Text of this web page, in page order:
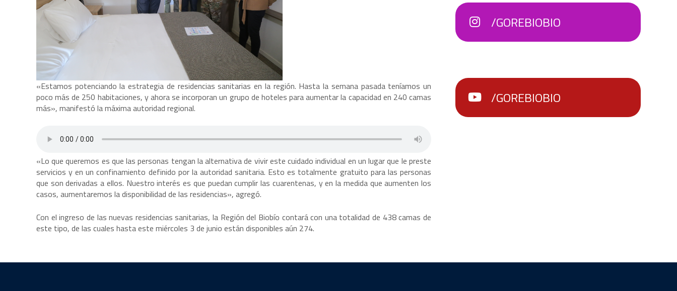
«Estamos potenciando la estrategia de residencias sanitarias en la región. Hasta la semana pasada teníamos un
poco más de 250 habitaciones, y ahora se incorporan un grupo de hoteles para aumentar la capacidad en 240 camas
más», manifestó la máxima autoridad regional.
«Lo que queremos es que las personas tengan la alternativa de vivir este cuidado individual en un lugar que le preste
servicios y en un confinamiento definido por la autoridad sanitaria. Esto es totalmente gratuito para las personas
que son derivadas a ellos. Nuestro interés es que puedan cumplir las cuarentenas, y en la medida que aumenten los
casos, aumentaremos la disponibilidad de las residencias», agregó.
Con el ingreso de las nuevas residencias sanitarias, la Región del Biobío contará con una totalidad de 438 camas de
este tipo, de las cuales hasta este miércoles 3 de junio están disponibles aún 274.
/GOREBIOBIO
/GOREBIOBIO